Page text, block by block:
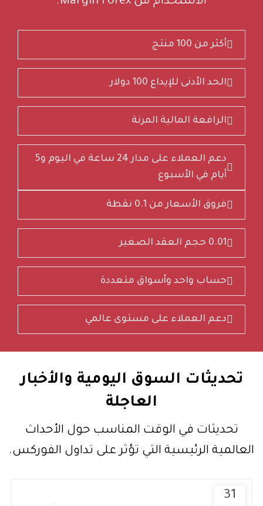
أكثر من 100 منتج
الحد الأدنى للإيداع 100 دولار
الرافعة المالية المرنة
دعم العملاء على مدار 24 ساعة في اليوم و5
أيام في الأسبوع
فروق الأسعار من 0.1 نقطة
0.01 حجم العقد الصغير
حساب واحد وأسواق متعددة
دعم العملاء على مستوى عالمي
تحديثات السوق اليومية والأخبار
العاجلة
تحديثات في الوقت المناسب حول الأحداث
العالمية الرئيسية التي تؤثر على تداول الفوركس.
31